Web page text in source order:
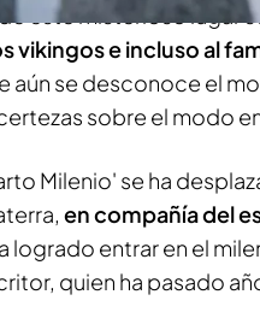
este misterioso lugar
vikingos e incluso al
aún se desconoce el
sobre el modo
Milenio' se ha
en compañía del
logrado entrar en el
quien ha pasado